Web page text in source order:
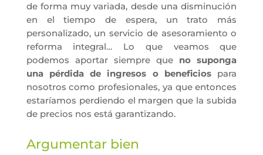
de forma muy variada, desde una disminución
en el tiempo de espera, un trato más
personalizado, un servicio de asesoramiento o
reforma integral… Lo que veamos que
podemos aportar siempre que no suponga
una pérdida de ingresos o beneficiospara
nosotros como profesionales, ya que entonces
estaríamos perdiendo el margen que la subida
de precios nos está garantizando.
Argumentar bien